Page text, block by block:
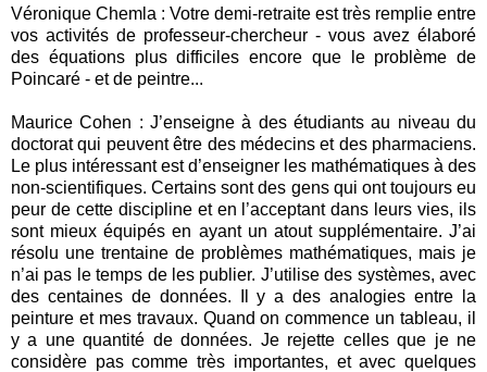
Véronique Chemla : Votre demi-retraite est très remplie entre
vos activités de professeur-chercheur - vous avez élaboré
des équations plus difficiles encore que le problème de
Poincaré - et de peintre...
Maurice Cohen : J’enseigne à des étudiants au niveau du
doctorat qui peuvent être des médecins et des pharmaciens.
Le plus intéressant est d’enseigner les mathématiques à des
non-scientifiques. Certains sont des gens qui ont toujours eu
peur de cette discipline et en l’acceptant dans leurs vies, ils
sont mieux équipés en ayant un atout supplémentaire. J’ai
résolu une trentaine de problèmes mathématiques, mais je
n’ai pas le temps de les publier. J’utilise des systèmes, avec
des centaines de données. Il y a des analogies entre la
peinture et mes travaux. Quand on commence un tableau, il
y a une quantité de données. Je rejette celles que je ne
considère pas comme très importantes, et avec quelques